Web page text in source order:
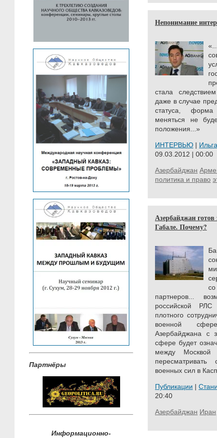
Партнёры
Информационно-
Непонимание
стала
даже в случае
статуса, форма
меняться не
положения...»
ИНТЕРВЬЮ |
09.03.2012 | 00:00
Азербайджан
политика и право
Азербайджан
Габале. Почему?
партнеров...
российской
плотного
военной
Азербайджана с
сфере будет
между
военных сил в
Публикации |
20:40
Азербайджан Иран